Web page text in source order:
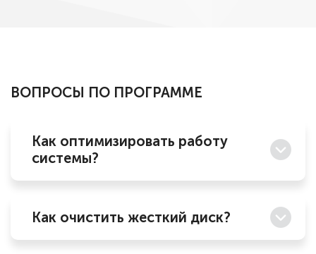
ВОПРОСЫ ПО ПРОГРАММЕ
Как оптимизировать работу
системы?
Как очистить жесткий диск?